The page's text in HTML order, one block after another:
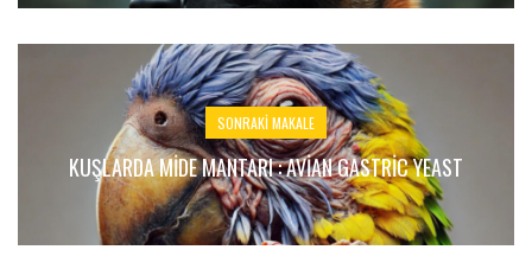
SONRAKI MAKALE
KUŞLARDA MIDE MANTARI : AVIAN GASTRIC YEAST